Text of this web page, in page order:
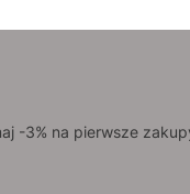
-3% na pierwsze